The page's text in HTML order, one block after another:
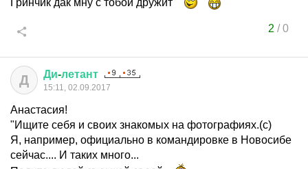
Гринчик дак мну с тобой дружит
2 /0
Д Ди-летант
15:11, 02.09.2017
Анастасия!
"Ищите себя и своих знакомых на фотографиях.(с)
Я, например, официально в командировке в Новосибе
сейчас.... И таких много...